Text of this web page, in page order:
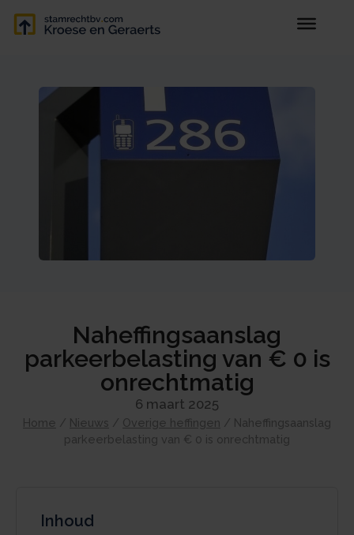
Naheffingsaanslag
parkeerbelasting van € 0 is
onrechtmatig
6 maart 2025
Home / Nieuws / Overige heffingen / Naheffingsaanslag
parkeerbelasting van € 0 is onrechtmatig
Inhoud